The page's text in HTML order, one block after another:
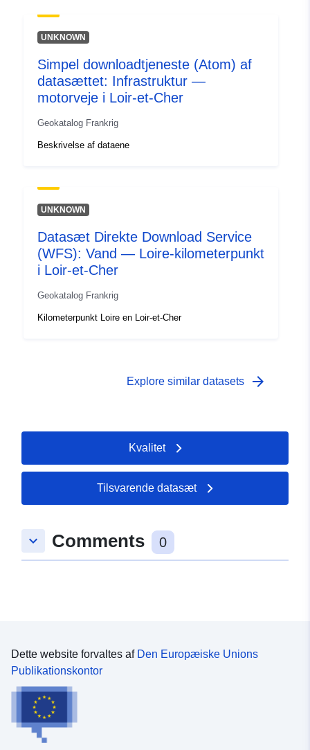
UNKNOWN
Simpel downloadtjeneste (Atom) af
datasættet: Infrastruktur —
motorveje i Loir-et-Cher
Geokatalog Frankrig
Beskrivelse af dataene
UNKNOWN
Datasæt Direkte Download Service
(WFS): Vand — Loire-kilometerpunkt
i Loir-et-Cher
Geokatalog Frankrig
Kilometerpunkt Loire en Loir-et-Cher
Explore similar datasets arrow_forward
Kvalitet
Tilsvarende datasæt
keyboard_arrow_down Comments 0
Dette website forvaltes af Den Europæiske Unions
Publikationskontor